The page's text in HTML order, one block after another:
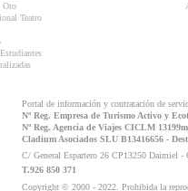
Oro
Teatro
Portal de información y contratación de
Nº Reg. Empresa de Turismo Activo y
Nº Reg. Agencia de Viajes CICLM 13199m
Cladium Asociados SLU B13416656 -
C/ General Espartero 26 CP13250 Daimiel -
T.926 850 371
Copyright © 2000 - 2022. Prohibida la